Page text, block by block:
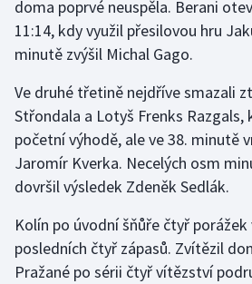
Stolní tenis
Veslování
Vodní slalom
Ostatní
doma poprvé neuspěla. Berani
11:14, kdy využil přesilovou hru
minutě zvýšil Michal Gago.
Ve druhé třetině nejdříve smazali
Střondala a Lotyš Frenks Razgals,
početní výhodě, ale ve 38. minutě
Jaromír Kverka. Necelých osm
dovršil výsledek Zdeněk Sedlák.
Kolín po úvodní šňůře čtyř
posledních čtyř zápasů. Zvítězil
Pražané po sérii čtyř vítězství